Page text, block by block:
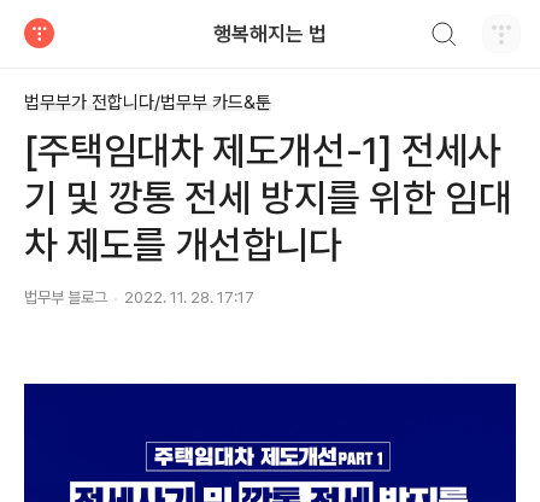
행복해지는 법
법무부가 전합니다/법무부 카드&툰
[주택임대차 제도개선-1] 전세사
기 및 깡통 전세 방지를 위한 임대
차 제도를 개선합니다
법무부 블로그 2022. 11. 28. 17:17